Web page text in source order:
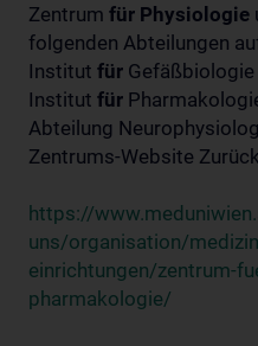
Zentrum für Physiologie
folgenden Abteilungen
Institut für
Institut für
Abteilung
Zentrums-Website
https://
uns/organisation/
einrichtungen/zentrum-
pharmakologie/